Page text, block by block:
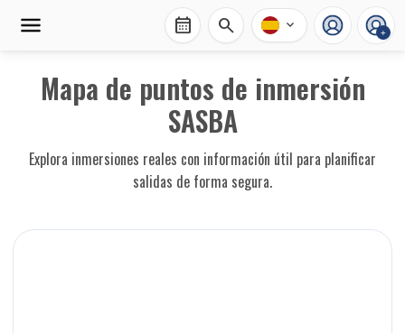
calendar_month search expand_more +
Mapa de puntos de inmersión
SASBA
Explora inmersiones reales con información útil para planificar
salidas de forma segura.